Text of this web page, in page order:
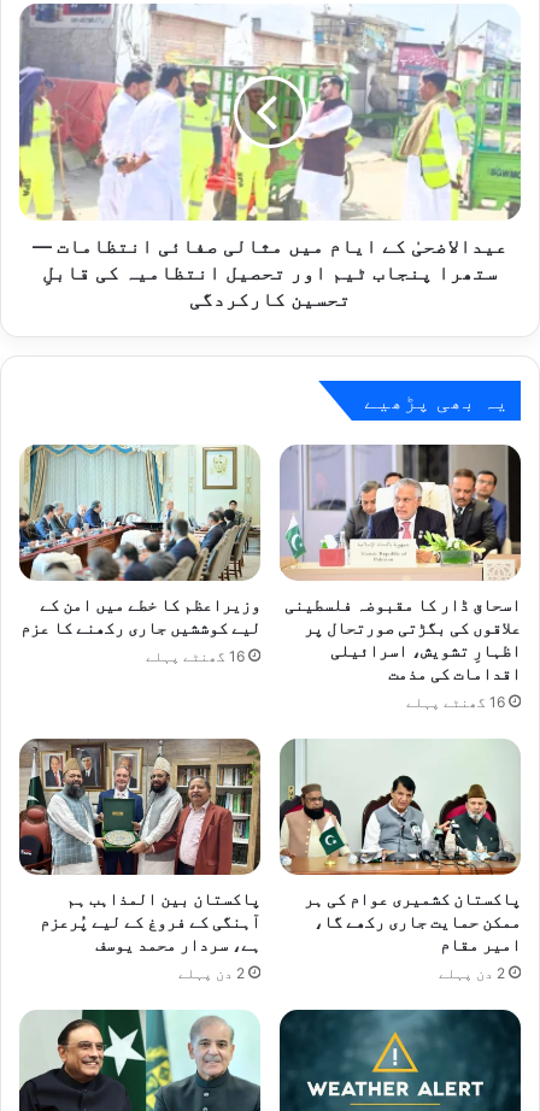
ادا
کر
رہا
ہے،
اسحاق
ڈار
عیدالاضحیٰ
کے
ایام
میں
مثالی
صفائی
انتظامات
—
ستھرا
پنجاب
تحسین
کارکردگی
عیدالاضحیٰ کے ایام میں مثالی صفائی انتظامات —
ستھرا پنجاب ٹیم اور تحصیل انتظامیہ کی قابلِ
تحسین کارکردگی
یہ بھی پڑھیے
اسحاق ڈار کا مقبوضہ فلسطینی
علاقوں کی بگڑتی صورتحال پر
اظہارِ تشویش، اسرائیلی
اقدامات کی مذمت
16 گھنٹے پہلے
وزیراعظم کا خطے میں امن کے
لیے کوششیں جاری رکھنے کا عزم
16 گھنٹے پہلے
پاکستان کشمیری عوام کی ہر
ممکن حمایت جاری رکھے گا،
امیر مقام
2 دن پہلے
پاکستان بین المذاہب ہم
آہنگی کے فروغ کے لیے پُرعزم
ہے، سردار محمد یوسف
2 دن پہلے